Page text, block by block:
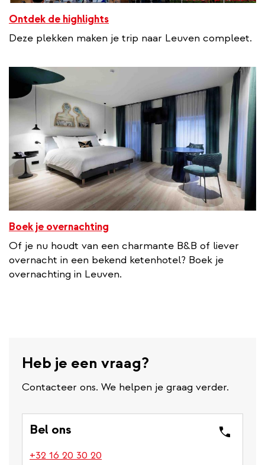
Ontdek de highlights
Deze plekken maken je trip naar Leuven compleet.
Boek je overnachting
Of je nu houdt van een charmante B&B of liever
overnacht in een bekend ketenhotel? Boek je
overnachting in Leuven.
Heb je een vraag?
Contacteer ons. We helpen je graag verder.
Bel ons
+32 16 20 30 20